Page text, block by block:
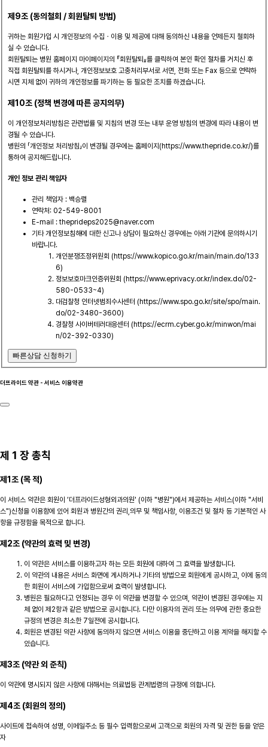
제9조 (동의철회 / 회원탈퇴 방법)
귀하는 회원가입 시 개인정보의 수집ㆍ이용 및 제공에 대해 동의하신 내용을 언제든지 철회하
실 수 있습니다.
회원탈퇴는 병원 홈페이지 마이페이지의 『회원탈퇴』를 클릭하여 본인 확인 절차를 거치신 후
직접 회원탈퇴를 하시거나, 개인정보보호 고충처리부서로 서면, 전화 또는 Fax 등으로 연락하
시면 지체 없이 귀하의 개인정보를 파기하는 등 필요한 조치를 하겠습니다.
제10조 (정책 변경에 따른 공지의무)
이 개인정보처리방침은 관련법률 및 지침의 변경 또는 내부 운영 방침의 변경에 따라 내용이 변
경될 수 있습니다.
병원의 「개인정보 처리방침」이 변경될 경우에는 홈페이지(https://www.thepride.co.kr/)를
통하여 공지해드립니다.
개인 정보 관리 책임자
관리 책임자 : 백승렬
연락처: 02-549-8001
E-mail : theprideps2025@naver.com
기타 개인정보침해에 대한 신고나 상담이 필요하신 경우에는 아래 기관에 문의하시기
바랍니다.
개인분쟁조정위원회 (https://www.kopico.go.kr/main/main.do/133
6)
정보보호마크인증위원회 (https://www.eprivacy.or.kr/index.do/02-
580-0533~4)
대검찰청 인터넷범죄수사센터 (https://www.spo.go.kr/site/spo/main.
do/02-3480-3600)
경찰청 사이버테러대응센터 (https://ecrm.cyber.go.kr/minwon/mai
n/02-392-0330)
빠른상담 신청하기
더프라이드 약관 - 서비스 이용약관
제 1 장 총칙
제1조 (목 적)
이 서비스 약관은 회원이 ‘더프라이드성형외과의원' (이하 "병원")에서 제공하는 서비스(이하 "서비
스")신청을 이용함에 있어 회원과 병원간의 권리,의무 및 책임사항, 이용조건 및 절차 등 기본적인 사
항을 규정함을 목적으로 합니다.
제2조 (약관의 효력 및 변경)
이 약관은 서비스를 이용하고자 하는 모든 회원에 대하여 그 효력을 발생합니다.
이 약관의 내용은 서비스 화면에 게시하거나 기타의 방법으로 회원에게 공시하고, 이에 동의
한 회원이 서비스에 가입함으로써 효력이 발생합니다.
병원은 필요하다고 인정되는 경우 이 약관을 변경할 수 있으며, 약관이 변경된 경우에는 지
체 없이 제2항과 같은 방법으로 공시합니다. 다만 이용자의 권리 또는 의무에 관한 중요한
규정의 변경은 최소한 7일전에 공시합니다.
회원은 변경된 약관 사항에 동의하지 않으면 서비스 이용을 중단하고 이용 계약을 해지할 수
있습니다.
제3조 (약관 외 준칙)
이 약관에 명시되지 않은 사항에 대해서는 의료법등 관계법령의 규정에 의합니다.
제4조 (회원의 정의)
사이트에 접속하여 성명, 이메일주소 등 필수 입력함으로써 고객으로 회원의 자격 및 권한 등을 얻은
자